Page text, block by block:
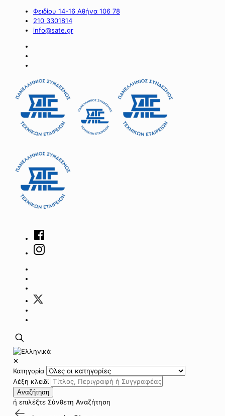
Φειδίου 14-16 Αθήνα 106 78
210 3301814
info@sate.gr
✕
Κατηγορία
Λέξη κλειδί
Αναζήτηση
ή επιλέξτε Σύνθετη Αναζήτηση